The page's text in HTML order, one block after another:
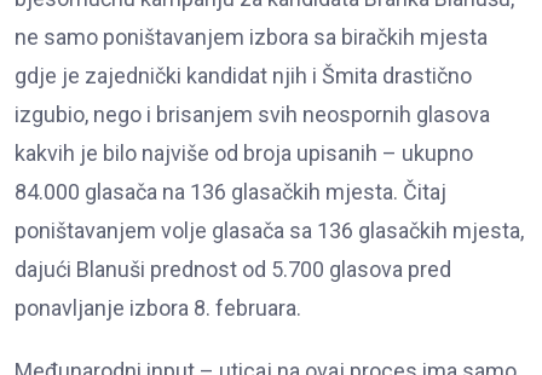
ne samo poništavanjem izbora sa biračkih mjesta
gdje je zajednički kandidat njih i Šmita drastično
izgubio, nego i brisanjem svih neospornih glasova
kakvih je bilo najviše od broja upisanih – ukupno
84.000 glasača na 136 glasačkih mjesta. Čitaj
poništavanjem volje glasača sa 136 glasačkih mjesta,
dajući Blanuši prednost od 5.700 glasova pred
ponavljanje izbora 8. februara.